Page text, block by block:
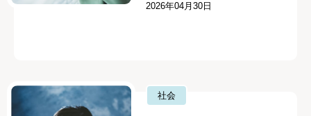
2026年04月30日
社会